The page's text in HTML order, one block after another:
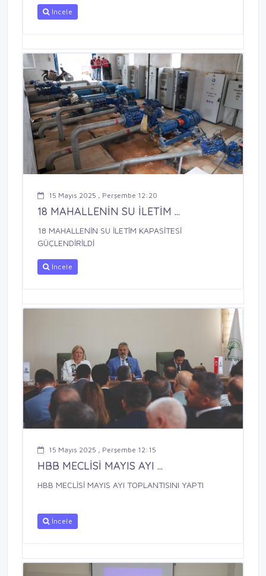
İncele
15 Mayıs 2025 , Perşembe 12:20
18 MAHALLENİN SU İLETİM ...
18 MAHALLENİN SU İLETİM KAPASİTESİ
GÜÇLENDİRİLDİ
İncele
15 Mayıs 2025 , Perşembe 12:15
HBB MECLİSİ MAYIS AYI ...
HBB MECLİSİ MAYIS AYI TOPLANTISINI YAPTI
İncele